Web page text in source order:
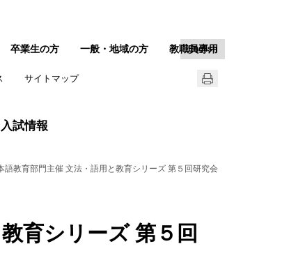
入試情報
サイトマップ
English
卒業生の方 一般・地域の方 教職員専用
語教育部門主催 文法・語用と教育シリーズ 第５回研究会
育シリーズ 第５回